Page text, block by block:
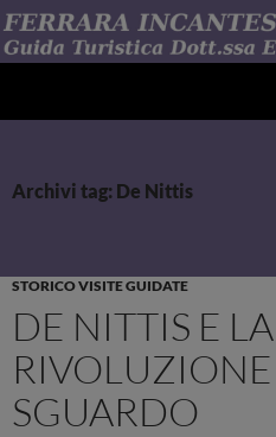
Vai
al
contenuto
Archivi tag: De Nittis
STORICO VISITE GUIDATE
DE NITTIS E LA
SGUARDO